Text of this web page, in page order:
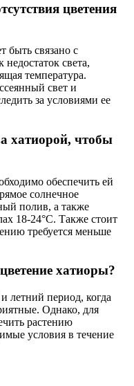
цветения
быть связано с
света,
температура.
свет и
за условиями ее
хатиорой, чтобы
обеспечить ей
солнечное
полив, а также
18-24°C. Также стоит
требуется меньше
хатиоры?
летний период, когда
Однако, для
растению
условия в течение